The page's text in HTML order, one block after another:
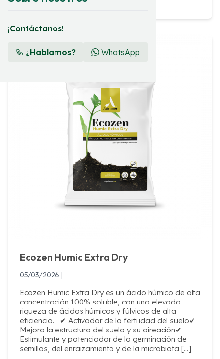
¡Contáctanos!
¿Hablamos? WhatsApp
Ecozen Humic Extra Dry
05/03/2026 |
Ecozen Humic Extra Dry es un ácido húmico de alta
concentración 100% soluble, con una elevada
riqueza de ácidos húmicos y fúlvicos de alta
eficiencia. ✔ Activador de la fertilidad del suelo✔
Mejora la estructura del suelo y su aireación✔
Estimulante y potenciador de la germinación de
semillas, del enraizamiento y de la microbiota […]